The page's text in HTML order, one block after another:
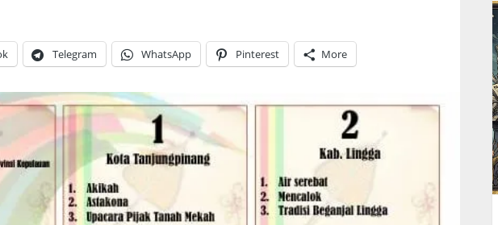
Telegram WhatsApp Pinterest More